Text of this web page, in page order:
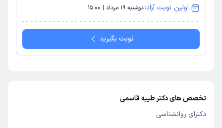
اولین نوبت آزاد:دوشنبه 19 مرداد | 15:00
نوبت بگیرید
تخصص های دکتر طیبه قاسمی
دکترای روانشناسی